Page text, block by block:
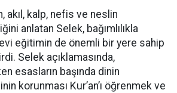
akıl, kalp, nefis ve neslin
anlatan Selek, bağımlılıkla
eğitimin de önemli bir yere sahip
Selek açıklamasında,
esasların başında dinin
korunması Kur’an’ı öğrenmek ve